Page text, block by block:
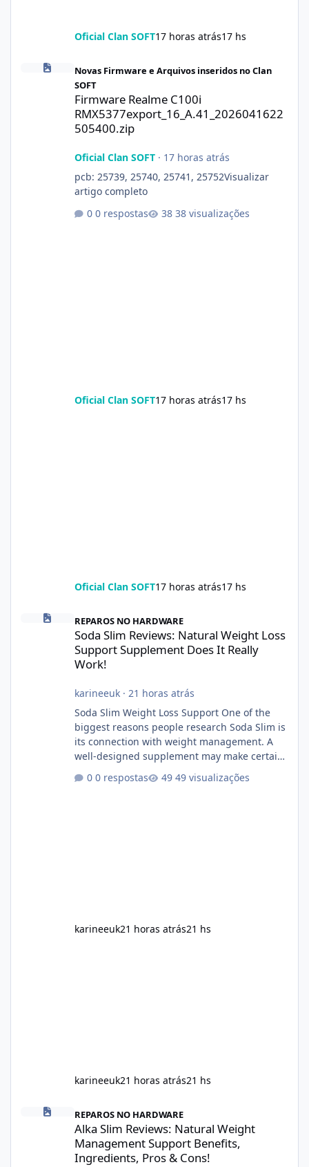
Oficial Clan SOFT17 horas atrás17 hs
Firmware Realme C100i
Novas Firmware e Arquivos inseridos no Clan
SOFT
Firmware Realme C100i
RMX5377export_16_A.41_2026041622
505400.zip
Oficial Clan SOFT· 17 horas atrás
pcb: 25739, 25740, 25741, 25752Visualizar
artigo completo
0 respostas
38 visualizações
Oficial Clan SOFT17 horas atrás17 hs
Oficial Clan SOFT17 horas atrás17 hs
REPAROS NO HARDWARE
Soda Slim Reviews: Natural Weight Loss
Support Supplement Does It Really
Work!
karineeuk· 21 horas atrás
Soda Slim Weight Loss Support One of the
biggest reasons people research Soda Slim is
its connection with weight management. A
well-designed supplement may make certain
maintain, depending on its ingredients and
0 respostas 49 visualizações
karineeuk21 horas atrás21 hs
karineeuk21 horas atrás21 hs
Alka Slim Reviews: Natural Weight Management Support
REPAROS NO HARDWARE
Alka Slim Reviews: Natural Weight
Management Support Benefits,
Ingredients, Pros & Cons!